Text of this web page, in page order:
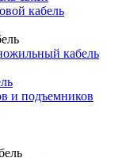
кабель
кабель
и подъемников